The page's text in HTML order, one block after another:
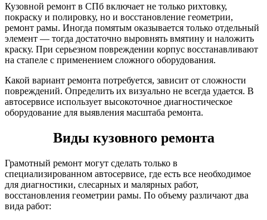
Кузовной ремонт в СПб включает не только рихтовку,
покраску и полировку, но и восстановление геометрии,
ремонт рамы. Иногда помятым оказывается только отдельный
элемент — тогда достаточно выровнять вмятину и наложить
краску. При серьезном повреждении корпус восстанавливают
на стапеле с применением сложного оборудования.
Какой вариант ремонта потребуется, зависит от сложности
повреждений. Определить их визуально не всегда удается. В
автосервисе использует высокоточное диагностическое
оборудование для выявления масштаба ремонта.
Виды кузовного ремонта
Грамотный ремонт могут сделать только в
специализированном автосервисе, где есть все необходимое
для диагностики, слесарных и малярных работ,
восстановления геометрии рамы. По объему различают два
вида работ: